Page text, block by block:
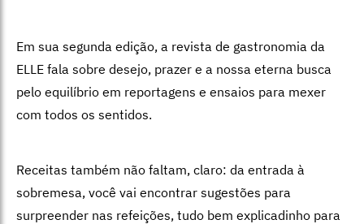
Em sua segunda edição, a revista de gastronomia da
ELLE fala sobre desejo, prazer e a nossa eterna busca
pelo equilíbrio em reportagens e ensaios para mexer
com todos os sentidos.
Receitas também não faltam, claro: da entrada à
sobremesa, você vai encontrar sugestões para
surpreender nas refeições, tudo bem explicadinho para